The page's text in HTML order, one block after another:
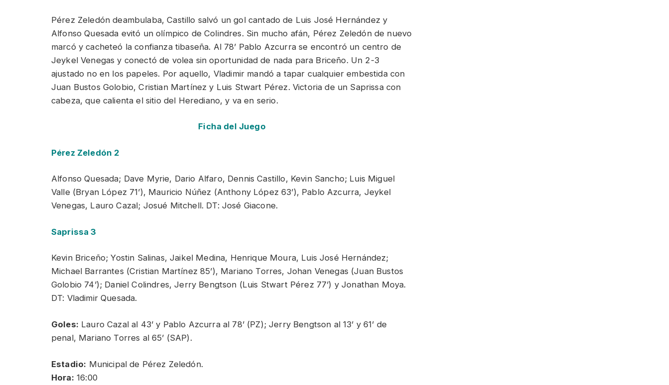
Pérez Zeledón deambulaba, Castillo salvó un gol cantado de Luis José Hernández y
Alfonso Quesada evitó un olímpico de Colindres. Sin mucho afán, Pérez Zeledón de nuevo
marcó y cacheteó la confianza tibaseña. Al 78’ Pablo Azcurra se encontró un centro de
Jeykel Venegas y conectó de volea sin oportunidad de nada para Briceño. Un 2-3
ajustado no en los papeles. Por aquello, Vladimir mandó a tapar cualquier embestida con
Juan Bustos Golobio, Cristian Martínez y Luis Stwart Pérez. Victoria de un Saprissa con
cabeza, que calienta el sitio del Herediano, y va en serio.
Ficha del Juego
Pérez Zeledón 2
Alfonso Quesada; Dave Myrie, Dario Alfaro, Dennis Castillo, Kevin Sancho; Luis Miguel
Valle (Bryan López 71’), Mauricio Núñez (Anthony López 63’), Pablo Azcurra, Jeykel
Venegas, Lauro Cazal; Josué Mitchell. DT: José Giacone.
Saprissa 3
Kevin Briceño; Yostin Salinas, Jaikel Medina, Henrique Moura, Luis José Hernández;
Michael Barrantes (Cristian Martínez 85’), Mariano Torres, Johan Venegas (Juan Bustos
Golobio 74’); Daniel Colindres, Jerry Bengtson (Luis Stwart Pérez 77’) y Jonathan Moya.
DT: Vladimir Quesada.
Goles: Lauro Cazal al 43’ y Pablo Azcurra al 78’ (PZ); Jerry Bengtson al 13’ y 61’ de
penal, Mariano Torres al 65’ (SAP).
Estadio: Municipal de Pérez Zeledón.
Hora: 16:00